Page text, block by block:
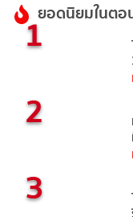
ยอดนิยมในต
1
2
3